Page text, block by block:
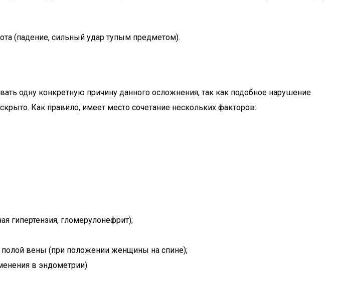
(падение, сильный удар тупым предметом).
одну конкретную причину данного осложнения, так как подобное нарушение
Как правило, имеет место сочетание нескольких факторов:
гипертензия, гломерулонефрит);
полой вены (при положении женщины на спине);
в эндометрии)